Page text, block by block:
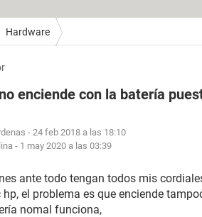
Hardware
enciende con la batería
- 24 feb 2018 a las 18:10
- 1 may 2020 a las 03:39
ante todo tengan todos mis
el problema es que enciende
nomal funciona,